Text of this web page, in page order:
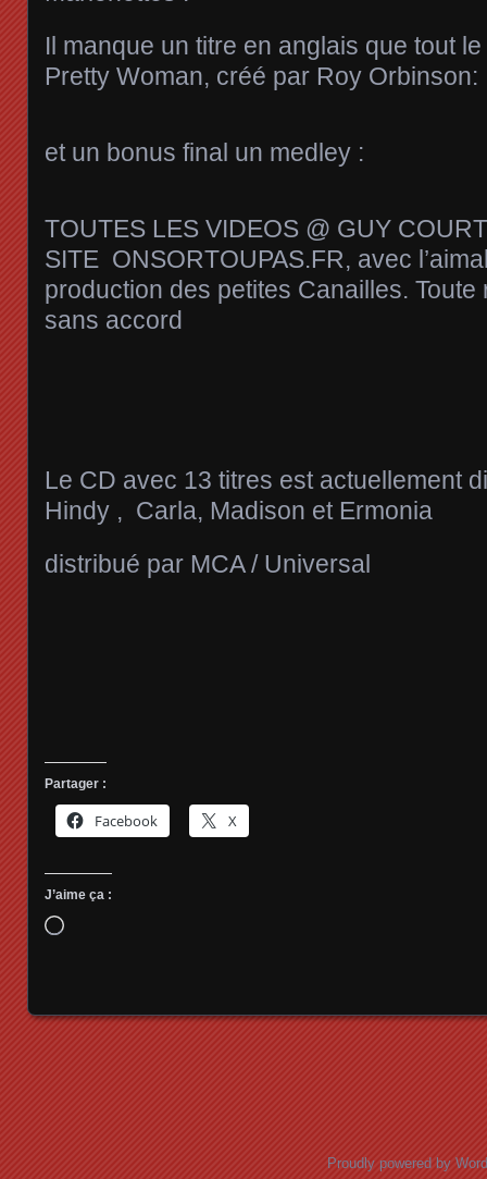
Il manque un titre en anglais que tout
Pretty Woman, créé par Roy Orbinson:
et un bonus final un medley :
TOUTES LES VIDEOS @ GUY
SITE ONSORTOUPAS.FR, avec
production des petites Canailles.
sans accord
Le CD avec 13 titres est actuellement
Hindy , Carla, Madison et Ermonia
distribué par MCA / Universal
Partager :
Facebook X
J’aime ça :
Chargement…
Proudly powered by